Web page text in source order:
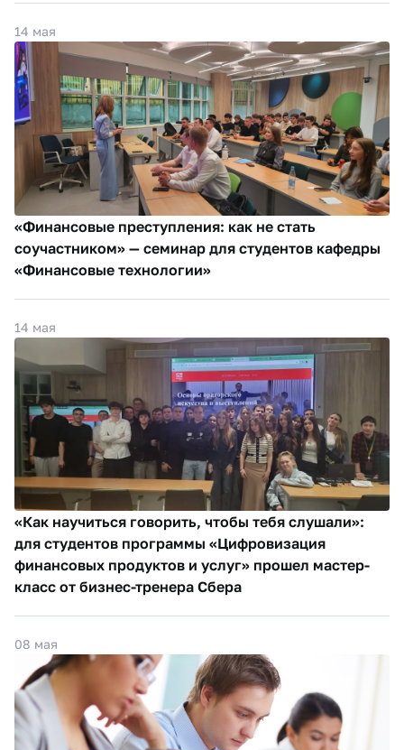
14 мая
«Финансовые преступления: как не стать
соучастником» — семинар для студентов кафедры
«Финансовые технологии»
14 мая
«Как научиться говорить, чтобы тебя слушали»:
для студентов программы «Цифровизация
финансовых продуктов и услуг» прошел мастер-
класс от бизнес-тренера Сбера
08 мая